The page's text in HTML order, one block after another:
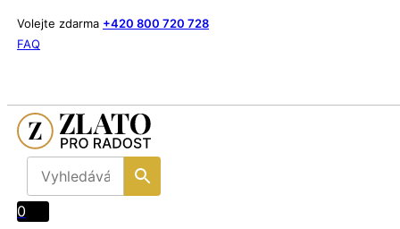
Volejte zdarma +420 800 720 728
FAQ
0